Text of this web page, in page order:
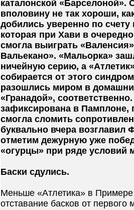
каталонской «Барселоной».
вполовину не так хороши,
добились уверенно по
которая при Хави в
смогла выиграть
Вальекано». «Мальорка»
ничейную серию, а
собирается от этого
разошлись миром в
«Гранадой»,
зафиксирована в Памплоне,
смогла сломить
буквально вчера возглавил
отметим дежурную уже
«огурцы» при ряде условий
Баски сдулись.
Меньше «Атлетика» в
отставание басков от первого